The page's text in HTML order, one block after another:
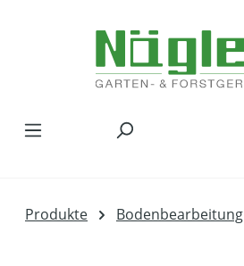
Produkte Bodenbearbeitung